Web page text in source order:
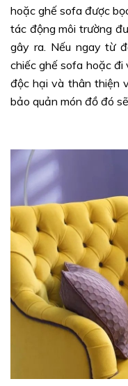
hoặc ghế sofa được
tác động môi trường
gây ra. Nếu ngay từ
chiếc ghế sofa hoặc đi
độc hại và thân thiện
bảo quản món đồ đó